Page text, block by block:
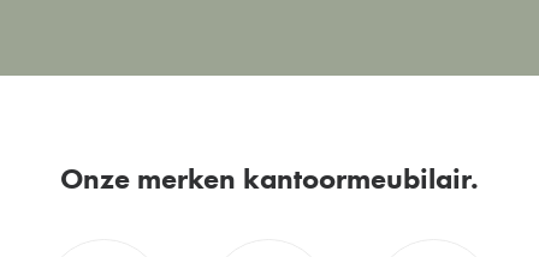
Onze merken kantoormeubilair.